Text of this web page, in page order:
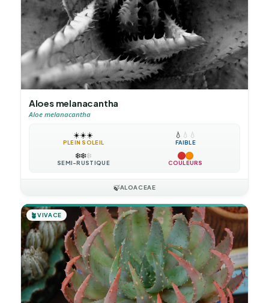
Aloes melanacantha
Aloe melanacantha
☀️☀️☀️
PLEIN SOLEIL
💧 💧 💧
FAIBLE
❄️❄️❄️
SEMI-RUSTIQUE COULEURS
🍃ALOACEAE
🪴VIVACE